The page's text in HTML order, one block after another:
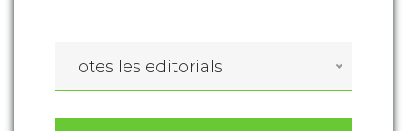
Totes les editorials